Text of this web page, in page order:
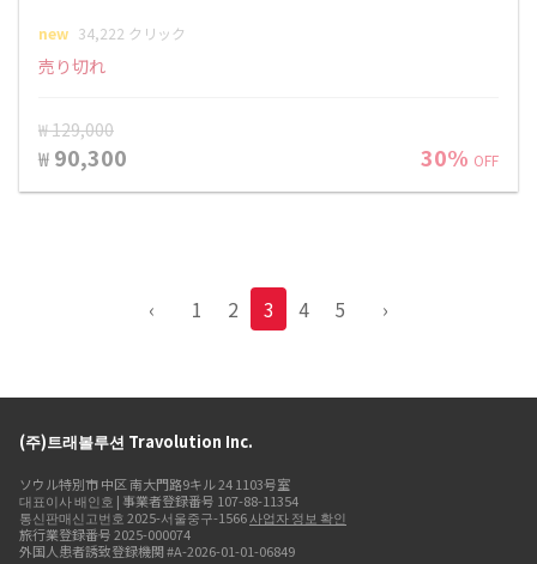
new 34,222 クリック
売り切れ
₩ 129,000
₩ 90,300 30% OFF
‹ 1 2 3 4 5 ›
(주)트래볼루션 Travolution Inc.
ソウル特別市 中区 南大門路9キル 24 1103号室
대표이사 배인호 | 事業者登録番号 107-88-11354
통신판매신고번호 2025-서울중구-1566사업자 정보 확인
旅行業登録番号 2025-000074
外国人患者誘致登録機関 #A-2026-01-01-06849